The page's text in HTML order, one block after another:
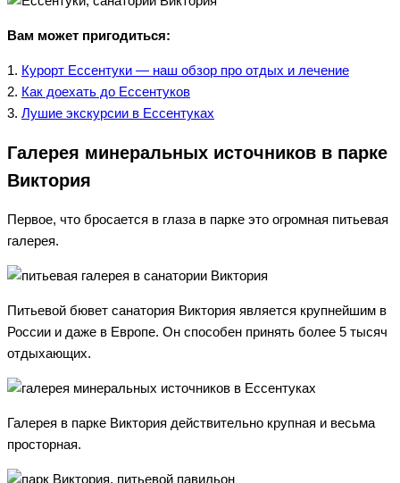
Вам может пригодиться:
1. Курорт Ессентуки — наш обзор про отдых и лечение
2. Как доехать до Ессентуков
3. Лушие экскурсии в Ессентуках
Галерея минеральных источников в парке
Виктория
Первое, что бросается в глаза в парке это огромная питьевая
галерея.
Питьевой бювет санатория Виктория является крупнейшим в
России и даже в Европе. Он способен принять более 5 тысяч
отдыхающих.
Галерея в парке Виктория действительно крупная и весьма
просторная.